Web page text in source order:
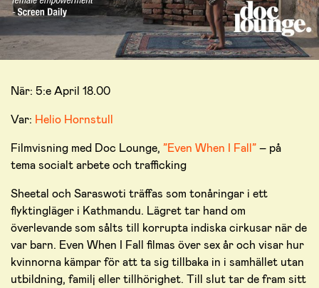
När: 5:e April 18.00
Var: Helio Hornstull
Filmvisning med Doc Lounge, ”Even When I Fall”– på
tema socialt arbete och trafficking
Sheetal och Saraswoti träffas som tonåringar i ett
flyktingläger i Kathmandu. Lägret tar hand om
överlevande som sålts till korrupta indiska cirkusar när de
var barn. Even When I Fall filmas över sex år och visar hur
kvinnorna kämpar för att ta sig tillbaka in i samhället utan
utbildning, familj eller tillhörighet. Till slut tar de fram sitt